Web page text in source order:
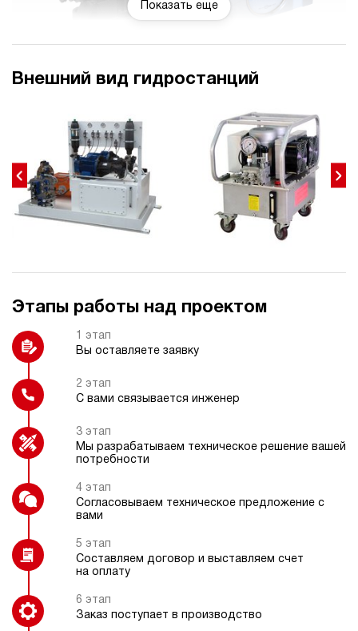
Датчик уровня Гидравлический замок
Реле давления Насос ручной (дублирующий)
Взрывозащищенное электрическое
Колеса
Фильтр напорный с индикатором
Частотный преобразователь
Показать еще
Внешний вид гидростанций
Этапы работы над проектом
1 этап
Вы оставляете заявку
2 этап
С вами связывается инженер
3 этап
Мы разрабатываем техническое решение вашей
потребности
4 этап
Согласовываем техническое предложение с
вами
5 этап
Составляем договор и выставляем счет
на оплату
6 этап
Заказ поступает в производство